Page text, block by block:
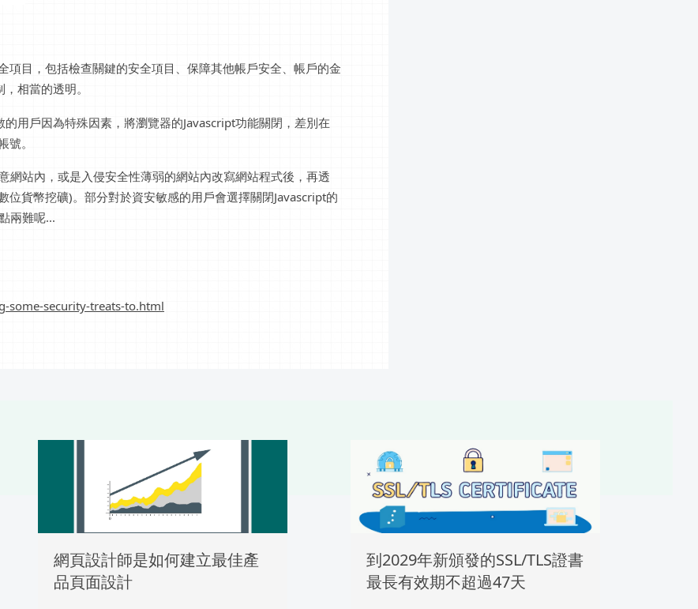
目，包括檢查關鍵的安全項目、保障其他帳戶安全、帳戶的金
相當的透明。
用戶因為特殊因素，將瀏覽器的Javascript功能關閉，差別在
。
網站內，或是入侵安全性薄弱的網站內改寫網站程式後，再透
貨幣挖礦)。部分對於資安敏感的用戶會選擇關閉Javascript的
兩難呢...
some-security-treats-to.html
網頁設計師是如何建立最佳產
品頁面設計
到2029年新頒發的SSL/TLS證書
最長有效期不超過47天